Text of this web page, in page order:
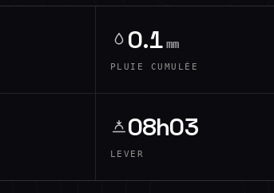
0.1 mm
PLUIE CUMULÉE
08h03
LEVER